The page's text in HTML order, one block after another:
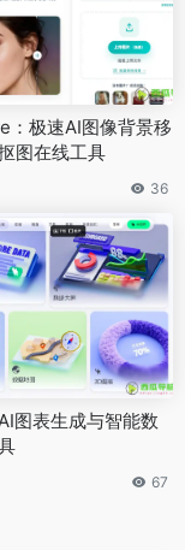
：极速AI图像背景移
图在线工具
36
图表生成与智能数
67